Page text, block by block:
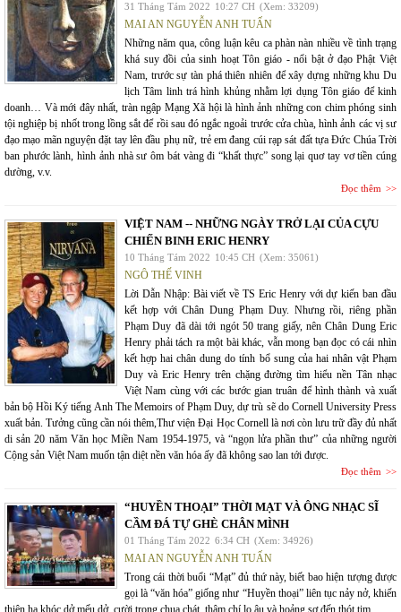
31 Tháng Tám 2022 10:27 CH (Xem: 33209)
MAI AN NGUYỄN ANH TUẤN
Những năm qua, công luận kêu ca phàn nàn nhiều về tình trạng
khá suy đồi của sinh hoạt Tôn giáo - nổi bật ở đạo Phật Việt
Nam, trước sự tàn phá thiên nhiên để xây dựng những khu Du
lịch Tâm linh trá hình khủng nhằm lợi dụng Tôn giáo để kinh
doanh… Và mới đây nhất, tràn ngập Mạng Xã hội là hình ảnh những con chim phóng sinh
tội nghiệp bị nhốt trong lồng sắt để rồi sau đó ngắc ngoải trước cửa chùa, hình ảnh các vị sư
đạo mạo mãn nguyện đặt tay lên đầu phụ nữ, trẻ em đang cúi rạp sát đất tựa Đức Chúa Trời
ban phước lành, hình ảnh nhà sư ôm bát vàng đi “khất thực” song lại quơ tay vơ tiền cúng
dường, v.v.
Đọc thêm
VIỆT NAM -- NHỮNG NGÀY TRỞ LẠI CỦA CỰU
CHIẾN BINH ERIC HENRY
10 Tháng Tám 2022 10:45 CH (Xem: 35061)
NGÔ THẾ VINH
Lời Dẫn Nhập: Bài viết về TS Eric Henry với dự kiến ban đầu
kết hợp với Chân Dung Phạm Duy. Nhưng rồi, riêng phần
Phạm Duy đã dài tới ngót 50 trang giấy, nên Chân Dung Eric
Henry phải tách ra một bài khác, vẫn mong bạn đọc có cái nhìn
kết hợp hai chân dung do tính bổ sung của hai nhân vật Phạm
Duy và Eric Henry trên chặng đường tìm hiểu nền Tân nhạc
Việt Nam cùng với các bước gian truân để hình thành và xuất
bản bộ Hồi Ký tiếng Anh The Memoirs of Phạm Duy, dự trù sẽ do Cornell University Press
xuất bản. Tưởng cũng cần nói thêm,Thư viện Đại Học Cornell là nơi còn lưu trữ đầy đủ nhất
di sản 20 năm Văn học Miền Nam 1954-1975, và “ngọn lửa phần thư” của những người
Cộng sản Việt Nam muốn tận diệt nền văn hóa ấy đã không sao lan tới được.
Đọc thêm
“HUYỀN THOẠI” THỜI MẠT VÀ ÔNG NHẠC SĨ
CẦM ĐÁ TỰ GHÈ CHÂN MÌNH
01 Tháng Tám 2022 6:34 CH (Xem: 34926)
MAI AN NGUYỄN ANH TUẤN
Trong cái thời buổi “Mạt” đủ thứ này, biết bao hiện tượng được
gọi là “văn hóa” giống như “Huyền thoại” liên tục nảy nở, khiến